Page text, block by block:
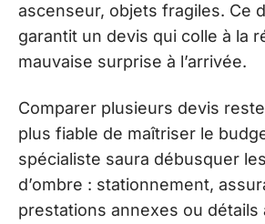
ascenseur, objets fragiles. Ce
garantit un devis qui colle à la
mauvaise surprise à l’arrivée.
Comparer plusieurs devis
plus fiable de maîtriser le
spécialiste saura débusquer
d’ombre : stationnement,
prestations annexes ou détails